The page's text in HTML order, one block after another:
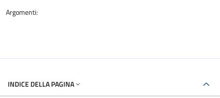
Argomenti:
INDICE DELLA PAGINA